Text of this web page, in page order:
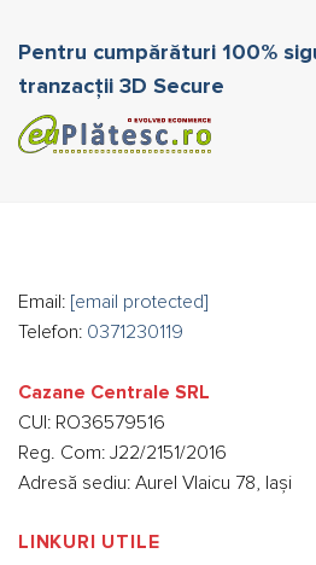
Pentru cumpărături 100%
tranzacții 3D Secure
Email: [email protected]
Telefon: 0371230119
Cazane Centrale SRL
CUI: RO36579516
Reg. Com: J22/2151/2016
Adresă sediu: Aurel Vlaicu 78, Iași
LINKURI UTILE